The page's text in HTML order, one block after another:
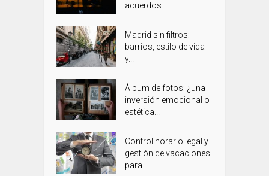
acuerdos...
Madrid sin filtros:
barrios, estilo de vida
y...
Álbum de fotos: ¿una
inversión emocional o
estética...
Control horario legal y
gestión de vacaciones
para...